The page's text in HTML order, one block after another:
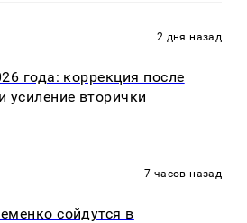
2 дня назад
года: коррекция после
усиление вторички
7 часов назад
сойдутся в